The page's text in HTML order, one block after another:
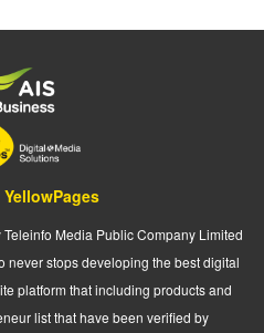
Media Public Company Limited
never stops developing the best digital
platform that including products and
list that have been verified by